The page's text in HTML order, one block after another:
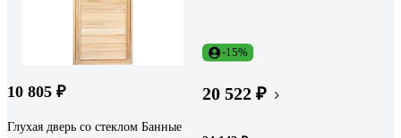
10 805 ₽
Глухая дверь со стеклом Банные
-15%
20 522 ₽